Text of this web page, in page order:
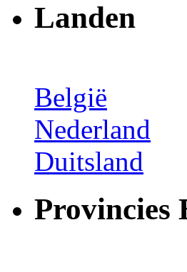
Landen
België
Nederland
Duitsland
Provincies